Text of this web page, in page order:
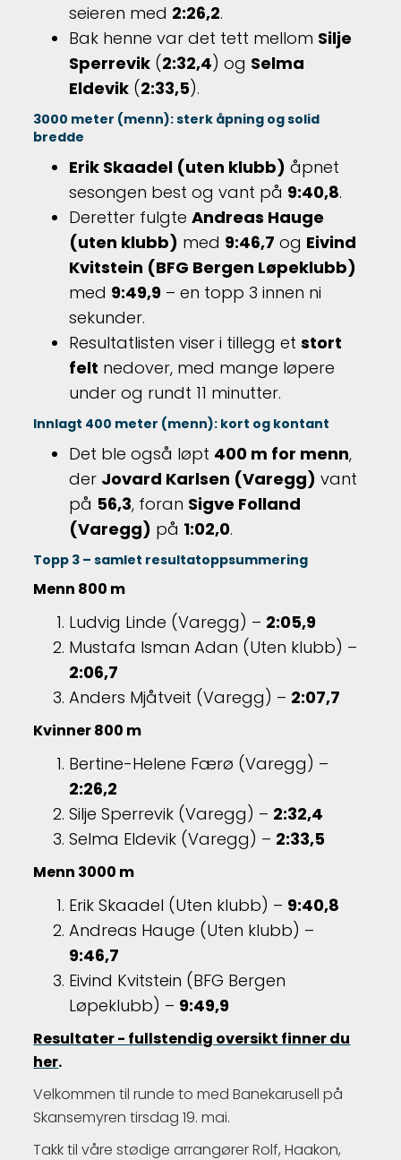
seieren med 2:26,2.
Bak henne var det tett mellom Silje
Sperrevik (2:32,4) og Selma
Eldevik (2:33,5).
3000 meter (menn): sterk åpning og solid
bredde
Erik Skaadel (uten klubb) åpnet
sesongen best og vant på 9:40,8.
Deretter fulgteAndreas Hauge
(uten klubb) med 9:46,7 og Eivind
Kvitstein (BFG Bergen Løpeklubb)
med 9:49,9 – en topp 3 innen ni
sekunder.
Resultatlisten viser i tillegg etstort
felt nedover, med mange løpere
under og rundt 11 minutter.
Innlagt 400 meter (menn): kort og kontant
Det ble også løpt 400 m for menn,
der Jovard Karlsen (Varegg) vant
på 56,3, foran Sigve Folland
(Varegg) på 1:02,0.
Topp 3 – samlet resultatoppsummering
Menn 800 m
Ludvig Linde (Varegg) – 2:05,9
Mustafa Isman Adan (Uten klubb) –
2:06,7
Anders Mjåtveit (Varegg) – 2:07,7
Kvinner 800 m
Bertine-Helene Færø (Varegg) –
2:26,2
Silje Sperrevik (Varegg) – 2:32,4
Selma Eldevik (Varegg) – 2:33,5
Menn 3000 m
Erik Skaadel (Uten klubb) – 9:40,8
Andreas Hauge (Uten klubb) –
9:46,7
Eivind Kvitstein (BFG Bergen
Løpeklubb) – 9:49,9
Resultater - fullstendig oversikt finner du
her.
Velkommen til runde to med Banekarusell på
Skansemyren tirsdag 19. mai.
Takk til våre stødige arrangører Rolf, Haakon,